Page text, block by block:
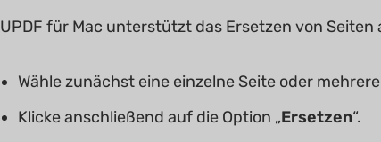
UPDF für Mac unterstützt das Ersetzen von Seiten
Wähle zunächst eine einzelne Seite oder
Klicke anschließend auf die Option „Ersetzen“.